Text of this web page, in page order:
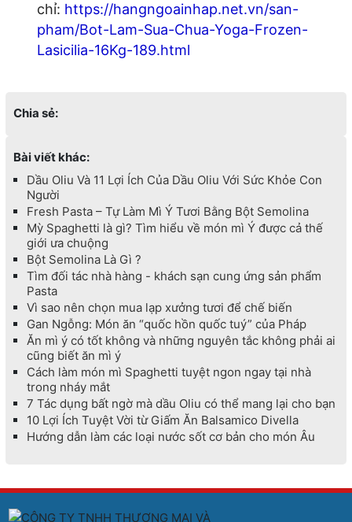
chỉ: https://hangngoainhap.net.vn/san-
pham/Bot-Lam-Sua-Chua-Yoga-Frozen-
Lasicilia-16Kg-189.html
Chia sẻ:
Bài viết khác:
Dầu Oliu Và 11 Lợi Ích Của Dầu Oliu Với Sức Khỏe Con
Người
Fresh Pasta – Tự Làm Mì Ý Tươi Bằng Bột Semolina
Mỳ Spaghetti là gì? Tìm hiểu về món mì Ý được cả thế
giới ưa chuộng
Bột Semolina Là Gì ?
Tìm đối tác nhà hàng - khách sạn cung ứng sản phẩm
Pasta
Vì sao nên chọn mua lạp xưởng tươi để chế biến
Gan Ngỗng: Món ăn “quốc hồn quốc tuý” của Pháp
Ăn mì ý có tốt không và những nguyên tắc không phải ai
cũng biết ăn mì ý
Cách làm món mì Spaghetti tuyệt ngon ngay tại nhà
trong nháy mắt
7 Tác dụng bất ngờ mà dầu Oliu có thể mang lại cho bạn
10 Lợi Ích Tuyệt Vời từ Giấm Ăn Balsamico Divella
Hướng dẫn làm các loại nước sốt cơ bản cho món Âu